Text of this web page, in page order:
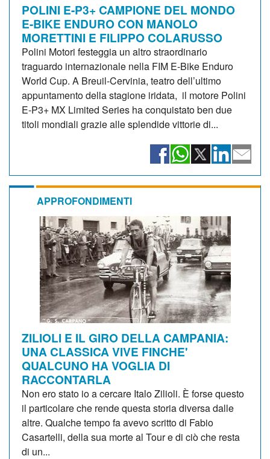
POLINI E-P3+ CAMPIONE DEL MONDO
E-BIKE ENDURO CON MANOLO
MORETTINI E FILIPPO COLARUSSO
Polini Motori festeggia un altro straordinario
traguardo internazionale nella FIM E-Bike Enduro
World Cup. A Breuil-Cervinia, teatro dell’ultimo
appuntamento della stagione iridata, il motore Polini
E-P3+ MX Limited Series ha conquistato ben due
titoli mondiali grazie alle splendide vittorie di...
APPROFONDIMENTI
ZILIOLI E IL GIRO DELLA CAMPANIA:
UNA CLASSICA VIVE FINCHE'
QUALCUNO HA VOGLIA DI
RACCONTARLA
Non ero stato io a cercare Italo Zilioli. È forse questo
il particolare che rende questa storia diversa dalle
altre. Qualche tempo fa avevo scritto di Fabio
Casartelli, della sua morte al Tour e di ciò che resta
di un...